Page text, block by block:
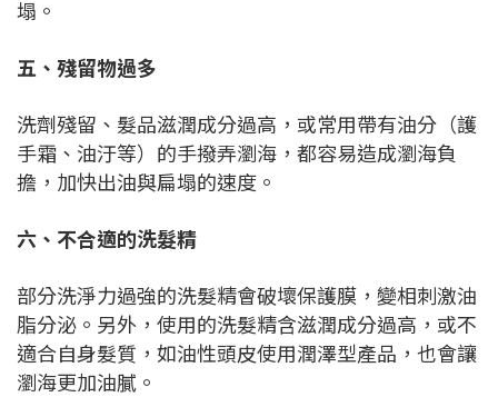
塌。
五、殘留物過多
洗劑殘留、髮品滋潤成分過高，或常用帶有油分（護
手霜、油汙等）的手撥弄瀏海，都容易造成瀏海負
擔，加快出油與扁塌的速度。
六、不合適的洗髮精
部分洗淨力過強的洗髮精會破壞保護膜，變相刺激油
脂分泌。另外，使用的洗髮精含滋潤成分過高，或不
適合自身髮質，如油性頭皮使用潤澤型產品，也會讓
瀏海更加油膩。